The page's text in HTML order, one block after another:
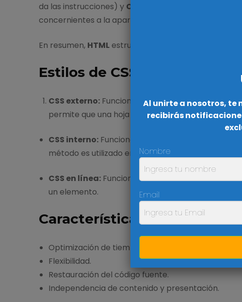
da las instrucciones) y CSS
es el encargado del
concernientes a la apariencia visual de un sitio web.
En resumen, HTMLestructura el contenido de un sitio
Estilos de CSS:
CSS externo:Funciona, con un archivo enlazado
permite que una hoja de estilo externa, determine
CSS interno:Funciona, con un código interno
método es utilizado en pequeños proyectos web.
CSS en línea:Funciona, ubicándose en línea
un elemento.
Características de CSS
Optimización de tiempos de carga de una página
Flexibilidad.
Restauración del código fuente.
Independencia de contenido y presentación.
Al unirte a nosotros, te
recibirás
Nombre
Email